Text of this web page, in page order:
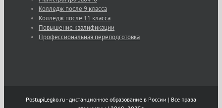
Колледж после 9 класса
Колледж после 11 класса
Повышение квалификации
Профессиональная переподготовка
PostupiLegko.ru - дистанционное образование в России | Все права